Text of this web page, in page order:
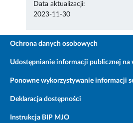
Data aktualizacji:
2023-11-30
Ochrona danych osobowych
Udostępnianie informacji publicznej na
Ponowne wykorzystywanie informacji
Deklaracja dostępności
Instrukcja BIP MJO